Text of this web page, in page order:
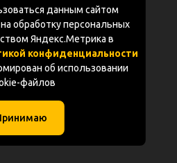
данным сайтом
обработку персональных
Яндекс.Метрика в
конфиденциальности
об использовании
файлов
данных
2026 (ИП Чивчян М.Р.)